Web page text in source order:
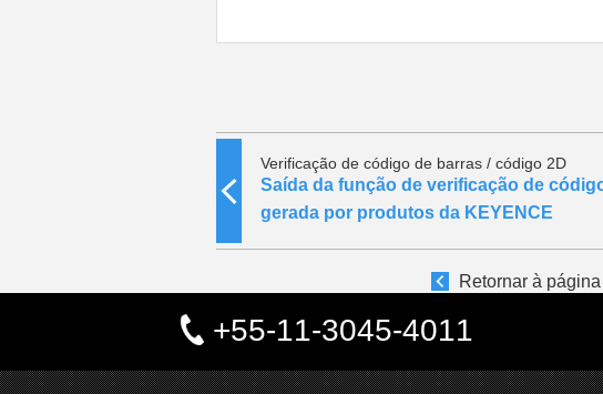
Verificação de código de barras / código 2D
Saída da função de verificação de
gerada por produtos da KEYENCE
Retornar à
+55-11-3045-4011